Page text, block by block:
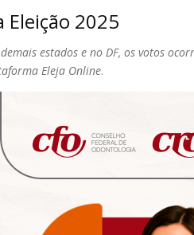
2025
estados e no DF, os votos
Eleja Online.